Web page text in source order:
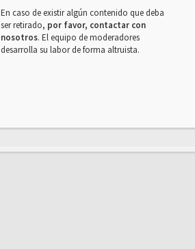
En caso de existir algún contenido que deba
ser retirado, por favor, contactar con
nosotros. El equipo de moderadores
desarrolla su labor de forma altruista.